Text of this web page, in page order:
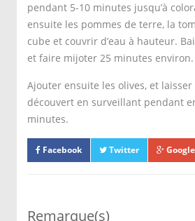
pendant 5-10 minutes jusqu’à
ensuite les pommes de terre, la
cube et couvrir d’eau à hauteur.
et faire mijoter 25 minutes environ.
Ajouter ensuite les olives, et
découvert en surveillant pendant
minutes.
Facebook Twitter
Remarque(s)